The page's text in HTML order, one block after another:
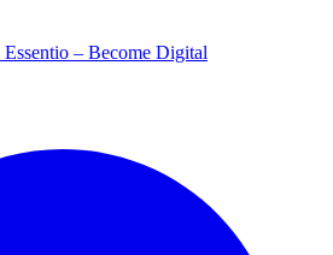
– Become Digital